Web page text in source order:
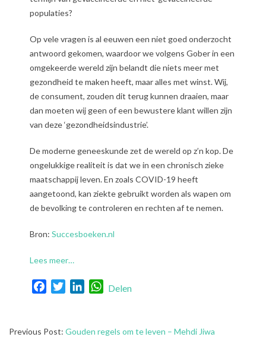
populaties?
Op vele vragen is al eeuwen een niet goed onderzocht
antwoord gekomen, waardoor we volgens Gober in een
omgekeerde wereld zijn belandt die niets meer met
gezondheid te maken heeft, maar alles met winst. Wij,
de consument, zouden dit terug kunnen draaien, maar
dan moeten wij geen of een bewustere klant willen zijn
van deze ‘gezondheidsindustrie’.
De moderne geneeskunde zet de wereld op z’n kop. De
ongelukkige realiteit is dat we in een chronisch zieke
maatschappij leven. En zoals COVID-19 heeft
aangetoond, kan ziekte gebruikt worden als wapen om
de bevolking te controleren en rechten af te nemen.
Bron: Succesboeken.nl
Lees meer…
FacebookTwitterLinkedInWhatsApp
Delen
2024-
Previous Post: Gouden regels om te leven – Mehdi Jiwa